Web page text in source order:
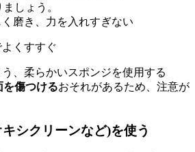
しょう。
磨き、力を入れすぎない
くすすぐ
、柔らかいスポンジを使用する
傷つけるおそれがあるため、注意が
シクリーンなど)を使う